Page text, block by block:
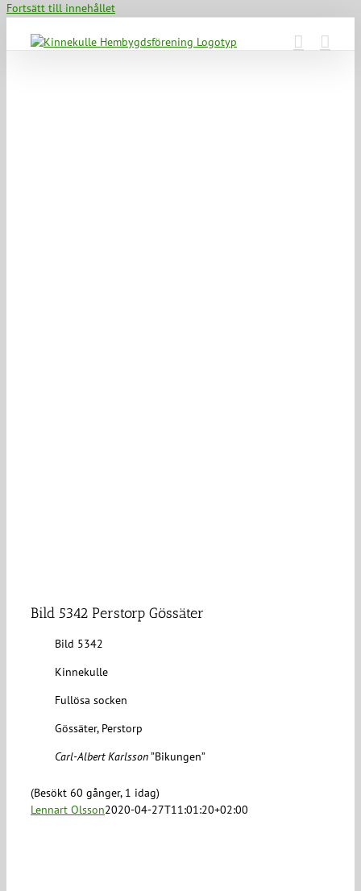
Fortsätt till innehållet
Bild 5342 Perstorp Gössäter
Bild 5342
Kinnekulle
Fullösa socken
Gössäter, Perstorp
Carl-Albert Karlsson”Bikungen”
(Besökt 60 gånger, 1 idag)
Lennart Olsson2020-04-27T11:01:20+02:00